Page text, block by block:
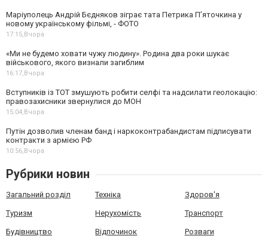
Маріуполець Андрій Бєдняков зіграє тата Петрика П’яточкина у
новому українському фільмі, - ФОТО
17:15,Вчора
«Ми не будемо ховати чужу людину». Родина два роки шукає
військового, якого визнали загиблим
16:17,Вчора
Вступників із ТОТ змушують робити селфі та надсилати геолокацію:
правозахисники звернулися до МОН
15:04,Вчора
Путін дозволив членам банд і наркоконтрабандистам підписувати
контракти з армією РФ
10:56,Вчора
Рубрики новин
Загальний розділ Техніка Здоров'я
Туризм Нерухомість Транспорт
Будівництво Відпочинок Розваги